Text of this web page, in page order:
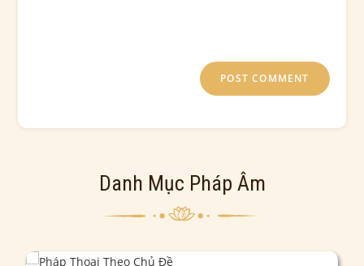
Danh Mục Pháp Âm